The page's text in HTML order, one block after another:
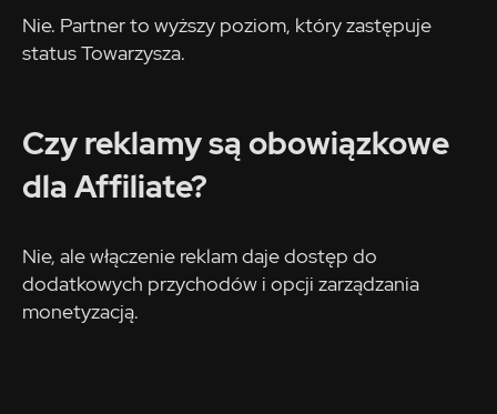
Nie. Partner to wyższy poziom, który zastępuje
status Towarzysza.
Czy reklamy są obowiązkowe
dla Affiliate?
Nie, ale włączenie reklam daje dostęp do
dodatkowych przychodów i opcji zarządzania
monetyzacją.